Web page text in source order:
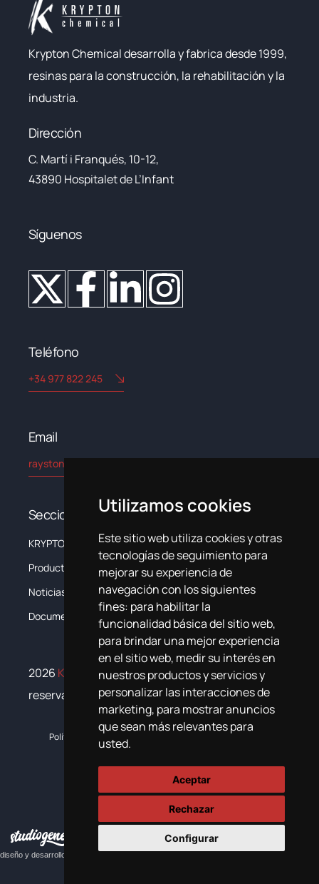
Utilizamos cookies
Este sitio web utiliza cookies y otras
tecnologías de seguimiento para
mejorar su experiencia de
navegación con los siguientes
fines: para habilitar la
funcionalidad básica del sitio web,
para brindar una mejor experiencia
en el sitio web, medir su interés en
nuestros productos y servicios y
personalizar las interacciones de
marketing, para mostrar anuncios
que sean más relevantes para
usted.
Aceptar
Rechazar
Configurar
Krypton Chemical desarrolla y fabrica desde 1999,
resinas para la construcción, la rehabilitación y la
industria.
Dirección
C. Martí i Franqués, 10-12,
43890 Hospitalet de L’Infant
Síguenos
Teléfono
+34 977 822 245
Email​
rayston@kryptonchemical.com
Secciones
KRYPTON
La Empresa
Productos
Sistemas
Noticias
Formación
Documentación
Contacta
2026 Krypton Chemical. Todos los derechos
reservados
Política de cookies Política de privacidad Plan de igualdad